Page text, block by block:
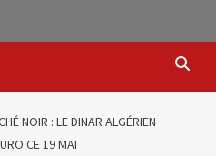
NOIR : LE DINAR ALGÉRIEN
CE 19 MAI